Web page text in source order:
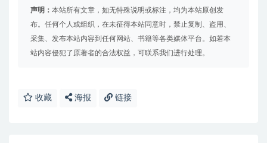
声明： 本站所有文章，如无特殊说明或标注，均为本站原创发
布。任何个人或组织，在未征得本站同意时，禁止复制、盗用、
采集、发布本站内容到任何网站、书籍等各类媒体平台。如若本
站内容侵犯了原著者的合法权益，可联系我们进行处理。
收藏 海报 链接